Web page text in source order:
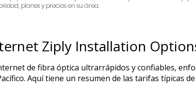
planes y precios en su área.
Ziply Installation
de fibra óptica ultrarrápidos y confiables,
Aquí tiene un resumen de las tarifas típicas